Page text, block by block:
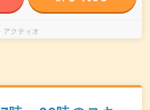
アクティオ